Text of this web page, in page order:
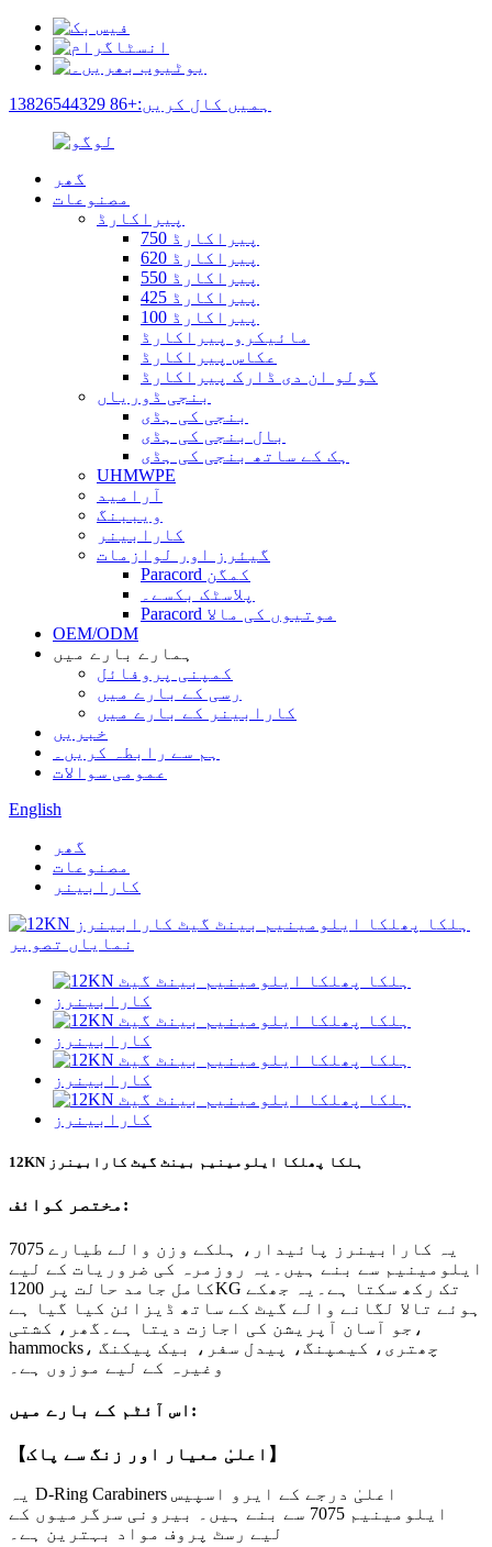
ہمیں کال کریں:+86 13826544329
گھر
مصنوعات
پیراکارڈ
پیراکارڈ 750
پیراکارڈ 620
پیراکارڈ 550
پیراکارڈ 425
پیراکارڈ 100
مائیکرو پیراکارڈ
عکاس پیراکارڈ
گولو ان دی ڈارک پیراکارڈ
بنجی ڈوریاں
بنجی کی ہڈی
بال بنجی کی ہڈی
ہک کے ساتھ بنجی کی ہڈی
UHMWPE
آرامید
ویببنگ
کارابینر
گیئرز اور لوازمات
Paracord کمگن
پلاسٹک بکسے۔
Paracord موتیوں کی مالا
OEM/ODM
ہمارے بارے میں
کمپنی پروفائل
رسی کے بارے میں
کارابینر کے بارے میں
خبریں
ہم سے رابطہ کریں۔
عمومی سوالات
English
گھر
مصنوعات
کارابینر
12KN ہلکا پھلکا ایلومینیم بینٹ گیٹ کارابینرز
مختصر کوائف:
یہ کارابینرز پائیدار، ہلکے وزن والے طیارے 7075
ایلومینیم سے بنے ہیں۔یہ روزمرہ کی ضروریات کے لیے
کامل جامد حالت پر 1200KG تک رکھ سکتا ہے۔یہ جھکے
ہوئے تالا لگانے والے گیٹ کے ساتھ ڈیزائن کیا گیا ہے
جو آسان آپریشن کی اجازت دیتا ہے۔گھر، کشتی،
hammocks، چھتری، کیمپنگ، پیدل سفر، بیک پیکنگ
وغیرہ کے لیے موزوں ہے۔
اس آئٹم کے بارے میں:
【اعلیٰ معیار اور زنگ سے پاک】
یہ D-Ring Carabiners اعلیٰ درجے کے ایرو اسپیس
ایلومینیم 7075 سے بنے ہیں۔ بیرونی سرگرمیوں کے
لیے رسٹ پروف مواد بہترین ہے۔